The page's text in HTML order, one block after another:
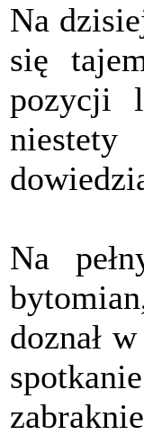
Na
się
pozycji
Na
doznał